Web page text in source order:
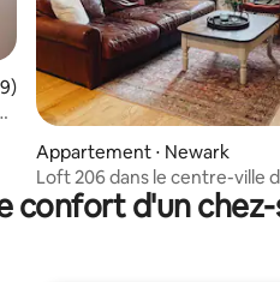
moyenne sur la base de 99
Appartement ⋅ Newark
Loft 206 dans le centre-ville
confort d'un